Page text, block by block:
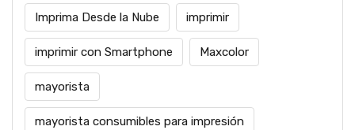
Imprima Desde la Nube imprimir
imprimir con Smartphone Maxcolor
mayorista
mayorista consumibles para impresión